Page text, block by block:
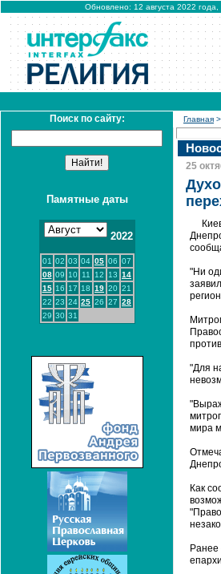
Обновлено: 12 августа 2022
Поиск по сайту:
Памятные даты
2022
01 02 03 04 05 06 07
08 09 10 11 12 13 14
15 16 17 18 19 20 21
22 23 24 25 26 27 28
29 30 31
Главная >
25
"Ни
"Для
мира
Как
Ранее